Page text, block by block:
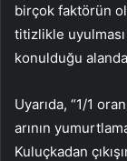
birçok faktörün
titizlikle
konulduğu
Uyarıda, “1/1
arının
Kuluçkadan